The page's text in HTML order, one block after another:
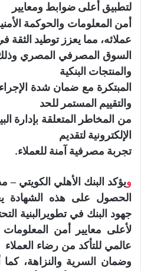
لتطبيق أعلى ضوابط ومعايير
أمن المعلومات والحوكمة
عملائه، مما يعززتوطيد الثقة
السوق المصرفي المصري
والمنتجات البنكية
المبتكرة مع ضمان شدة
والتقييم المستمر للحد
من المخاطر المتعلقة بإدارة
الإلكترونية لتقديم
تجربة مصرفية آمنة للعملاء.
ويؤكد البنك الأهلي الكويتي –
الحصول على هذه الشهادة
جهود البنك في تطوير البنية
لأعلى معايير أمن
عالمي للتأكد من رضاء العملاء
وضمان السرية والنزاهة، كما